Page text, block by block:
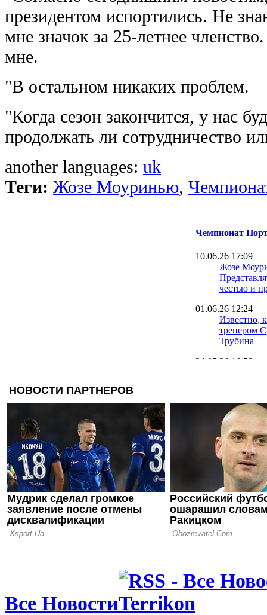
президентом испортились. Не
мне значок за 25-летнее
мне.
"В остальном никаких проблем.
"Когда сезон закончится, у нас
продолжать ли сотрудничество
another languages: uk
Теги: Жозе Моуринью,
Чемпионат
10.06.26 17:09
Жозе
честью и
01.06.26 12:24
Известно,
тренером
Трубина
24.05.26 16:58
22.05.26 17:50
Трубин
Бенфику:
порой
17.05.26 14:35
Все Новости